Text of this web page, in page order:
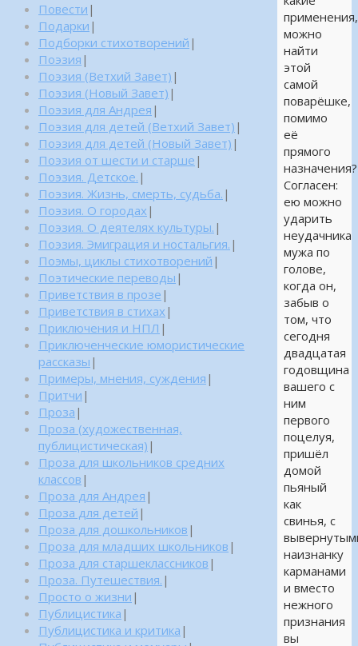
применения,
можно
найти
этой
самой
поварёшке,
помимо
её
прямого
назначения?
Согласен:
ею можно
ударить
неудачника
мужа по
голове,
когда он,
забыв о
том, что
сегодня
двадцатая
годовщина
вашего с
ним
первого
поцелуя,
пришёл
домой
пьяный
как
свинья, с
наизнанку
карманами
и вместо
нежного
признания
вы
Повести |
Подарки |
Подборки стихотворений |
Поэзия |
Поэзия (Ветхий Завет) |
Поэзия (Новый Завет) |
Поэзия для Андрея |
Поэзия для детей (Ветхий Завет) |
Поэзия для детей (Новый Завет) |
Поэзия от шести и старше |
Поэзия. Детское. |
Поэзия. Жизнь, смерть, судьба. |
Поэзия. О городах |
Поэзия. О деятелях культуры. |
Поэзия. Эмиграция и ностальгия. |
Поэмы, циклы стихотворений |
Поэтические переводы |
Приветствия в прозе |
Приветствия в стихах |
Приключения и НПЛ |
Приключенческие юмористические
рассказы |
Примеры, мнения, суждения |
Притчи |
Проза |
Проза (художественная,
публицистическая) |
Проза для школьников средних
классов |
Проза для Андрея |
Проза для детей |
Проза для дошкольников |
Проза для младших школьников |
Проза для старшеклассников |
Проза. Путешествия. |
Просто о жизни |
Публицистика |
Публицистика и критика |